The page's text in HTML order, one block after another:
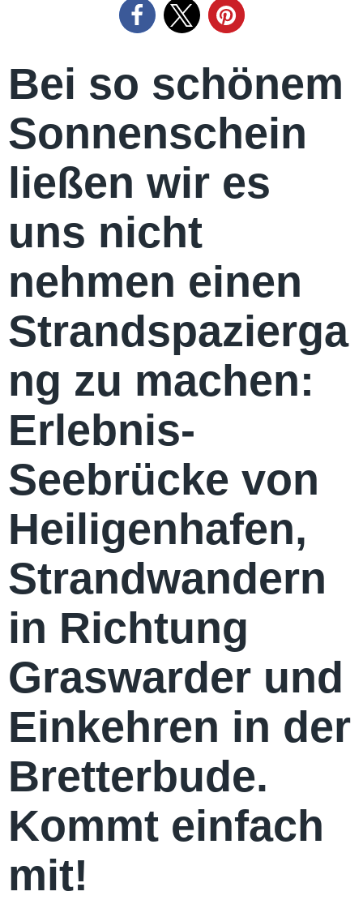
Bei so schönem
Sonnenschein
ließen wir es
uns nicht
nehmen einen
Strandspazierga
ng zu machen:
Erlebnis-
Seebrücke von
Heiligenhafen,
Strandwandern
in Richtung
Graswarder und
Einkehren in der
Bretterbude.
Kommt einfach
mit!